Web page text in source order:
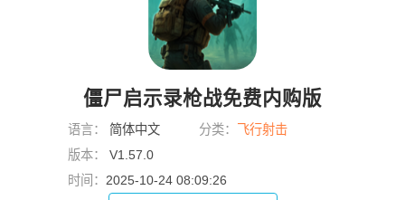
僵尸启示录枪战免费内购版
语言： 简体中文 分类： 飞行射击
版本：
V1.57.0
时间： 2025-10-24 08:09:26